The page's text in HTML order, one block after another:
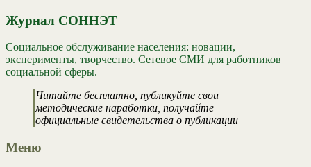
Журнал СОННЭТ
Социальное обслуживание населения: новации,
эксперименты, творчество. Сетевое СМИ для работников
социальной сферы.
Читайте бесплатно, публикуйте свои
методические наработки, получайте
официальные свидетельства о публикации
Меню